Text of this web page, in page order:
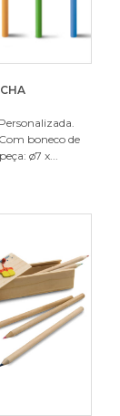
boneco de
ø7 x...